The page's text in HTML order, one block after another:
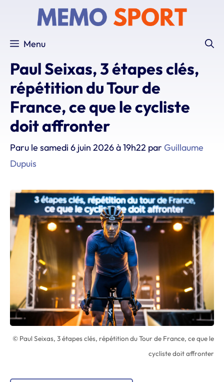
Menu
Paul Seixas, 3 étapes clés,
répétition du Tour de
France, ce que le cycliste
doit affronter
Paru le samedi 6 juin 2026 à 19h22 par Guillaume
Dupuis
© Paul Seixas, 3 étapes clés, répétition du Tour de France, ce que le
cycliste doit affronter